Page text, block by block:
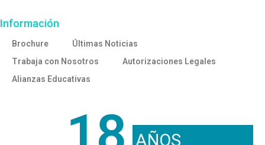
Información
Brochure
Últimas Noticias
Trabaja con Nosotros
Autorizaciones Legales
Alianzas Educativas
AÑOS